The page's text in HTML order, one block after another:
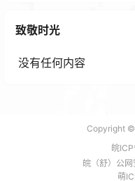
致敬时光
没有任何内容
Copyright
皖
皖（舒）公
萌